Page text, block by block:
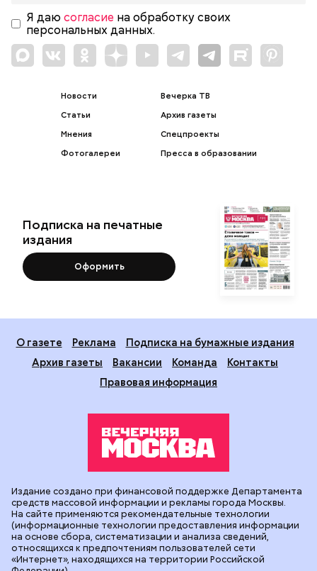
Я даю согласие на обработку своих
персональных данных.
Новости
Статьи
Мнения
Фотогалереи
Вечерка ТВ
Архив газеты
Спецпроекты
Пресса в образовании
Подписка на печатные
издания
Оформить
О газете Реклама
Подписка на бумажные издания
Архив газеты
Вакансии Команда
Контакты
Правовая информация
Издание создано при финансовой поддержке Департамента
средств массовой информации и рекламы города Москвы.
На сайте применяются рекомендательные технологии
(информационные технологии предоставления информации
на основе сбора, систематизации и анализа сведений,
относящихся к предпочтениям пользователей сети
«Интернет», находящихся на территории Российской